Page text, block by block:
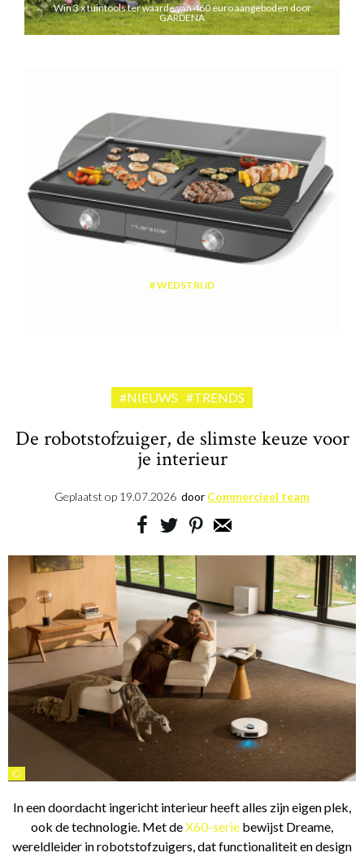
Win 3 x tuintools ter waarde van 460 euro aangeboden door
GARDENA
WEDSTRIJD
#NIEUWS #TRENDS
De robotstofzuiger, de slimste keuze voor
je interieur
Geplaatst op 19.07.2026 door Commercieel team
©
In een doordacht ingericht interieur heeft alles zijn eigen plek,
ook de technologie. Met deX60-serie bewijst Dreame,
wereldleider in robotstofzuigers, dat functionaliteit en design